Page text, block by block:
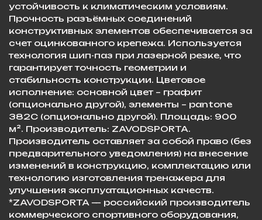
устойчивость к климатическим условиям.
Прочность разъёмных соединений
конструктивных элементов обеспечивается за
счет оцинкованного крепежа. Используется
технология шип-паз при лазерной резке, что
гарантирует точность геометрии и
стабильность конструкции. Цветовое
исполнение: основной цвет – графит
(опционально другой), элементы – pantone
382C (опционально другой). Площадь: 900
м². Производитель: ZAVODSPORTA.
Производитель оставляет за собой право (без
предварительного уведомления) на внесение
изменений в конструкцию, комплектацию или
технологию изготовления тренажера для
улучшения эксплуатационных качеств. ​
*ZAVODSPORTA — российский производитель
коммерческого спортивного оборудования,